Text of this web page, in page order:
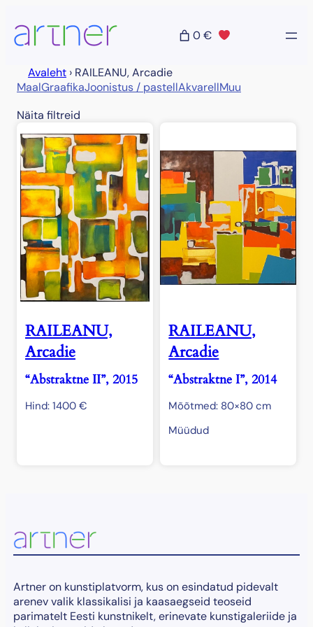
sisu
juurde
0 €
Avaleht › RAILEANU, Arcadie
MaalGraafikaJoonistus / pastellAkvarellMuu
Näita filtreid
RAILEANU,
Arcadie
“Abstraktne II”, 2015
Hind: 1400 €
RAILEANU,
Arcadie
“Abstraktne I”, 2014
Mõõtmed: 80×80 cm
Müüdud
Artner on kunstiplatvorm, kus on esindatud pidevalt
arenev valik klassikalisi ja kaasaegseid teoseid
parimatelt Eesti kunstnikelt, erinevate kunstigaleriide ja